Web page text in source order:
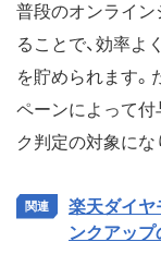
普段のオンライ
ることで、効率よ
を貯められます。
ペーンによって付
ク判定の対象にな
楽天ダイヤ
ンクアッ